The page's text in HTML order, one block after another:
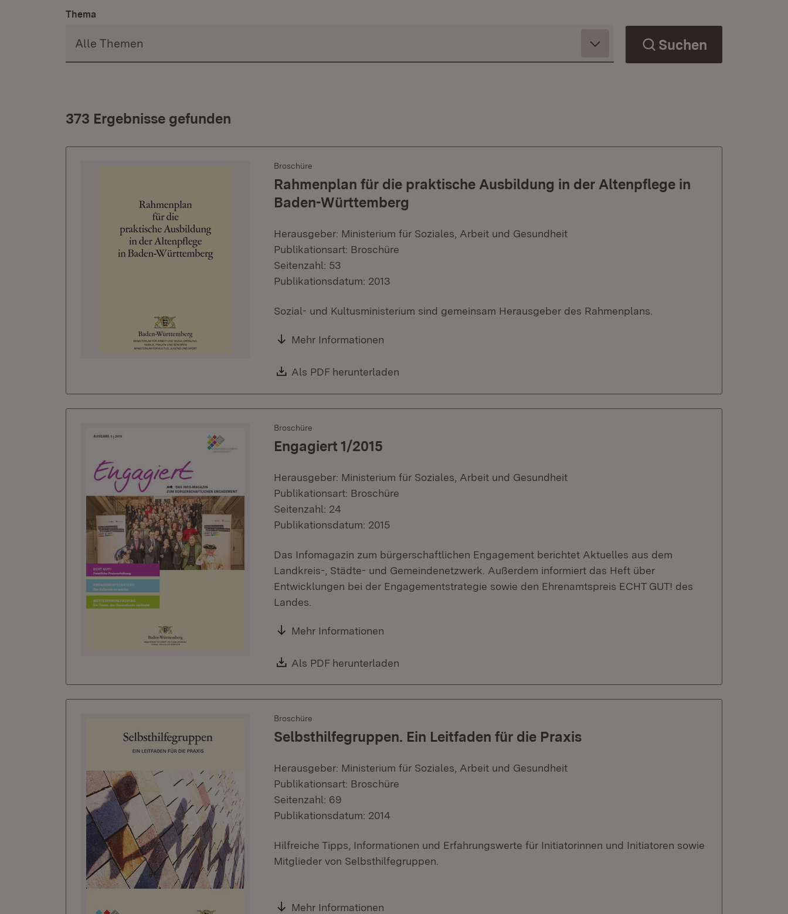
Thema
Suchen
373 Ergebnisse gefunden
Broschüre
Rahmenplan für die praktische Ausbildung in der Altenpflege in
Baden-Württemberg
Herausgeber: Ministerium für Soziales, Arbeit und Gesundheit
Publikationsart: Broschüre
Seitenzahl: 53
Publikationsdatum: 2013
Sozial- und Kultusministerium sind gemeinsam Herausgeber des Rahmenplans.
Mehr Informationen
Download:
Als PDF herunterladen
Broschüre
Engagiert 1/2015
Herausgeber: Ministerium für Soziales, Arbeit und Gesundheit
Publikationsart: Broschüre
Seitenzahl: 24
Publikationsdatum: 2015
Das Infomagazin zum bürgerschaftlichen Engagement berichtet Aktuelles aus dem
Landkreis-, Städte- und Gemeindenetzwerk. Außerdem informiert das Heft über
Entwicklungen bei der Engagementstrategie sowie den Ehrenamtspreis ECHT GUT! des
Landes.
Mehr Informationen
Download:
Als PDF herunterladen
Broschüre
Selbsthilfegruppen. Ein Leitfaden für die Praxis
Herausgeber: Ministerium für Soziales, Arbeit und Gesundheit
Publikationsart: Broschüre
Seitenzahl: 69
Publikationsdatum: 2014
Hilfreiche Tipps, Informationen und Erfahrungswerte für Initiatorinnen und Initiatoren sowie
Mitglieder von Selbsthilfegruppen.
Mehr Informationen